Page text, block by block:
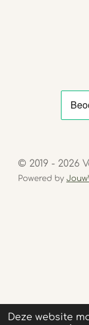
Deze website
© 2019 - 2026
Powered by